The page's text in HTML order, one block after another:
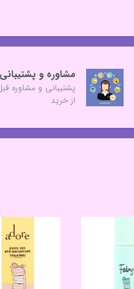
مشاوره و پشتیبانی
پشتیبانی و مشاوره
از خرید